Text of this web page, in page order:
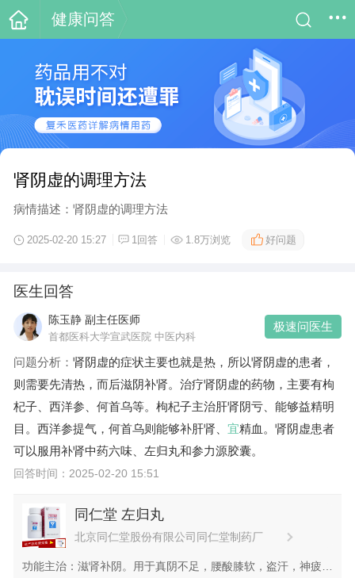
健康问答
肾阴虚的调理方法
病情描述：肾阴虚的调理方法
2025-02-20 15:27 1回答 1.8万浏览 好问题
医生回答
陈玉静 副主任医师
首都医科大学宣武医院 中医内科
极速问医生
问题分析： 肾阴虚的症状主要也就是热，所以肾阴虚的患者，
则需要先清热，而后滋阴补肾。治疗肾阴虚的药物，主要有枸
杞子、西洋参、何首乌等。枸杞子主治肝肾阴亏、能够益精明
目。西洋参提气，何首乌则能够补肝肾、 宜精血。肾阴虚患者
可以服用补肾中药六味、左归丸和参力源胶囊。
回答时间：2025-02-20 15:51
同仁堂 左归丸
北京同仁堂股份有限公司同仁堂制药厂
功能主治：滋肾补阴。用于真阴不足，腰酸膝软，盗汗，神疲口